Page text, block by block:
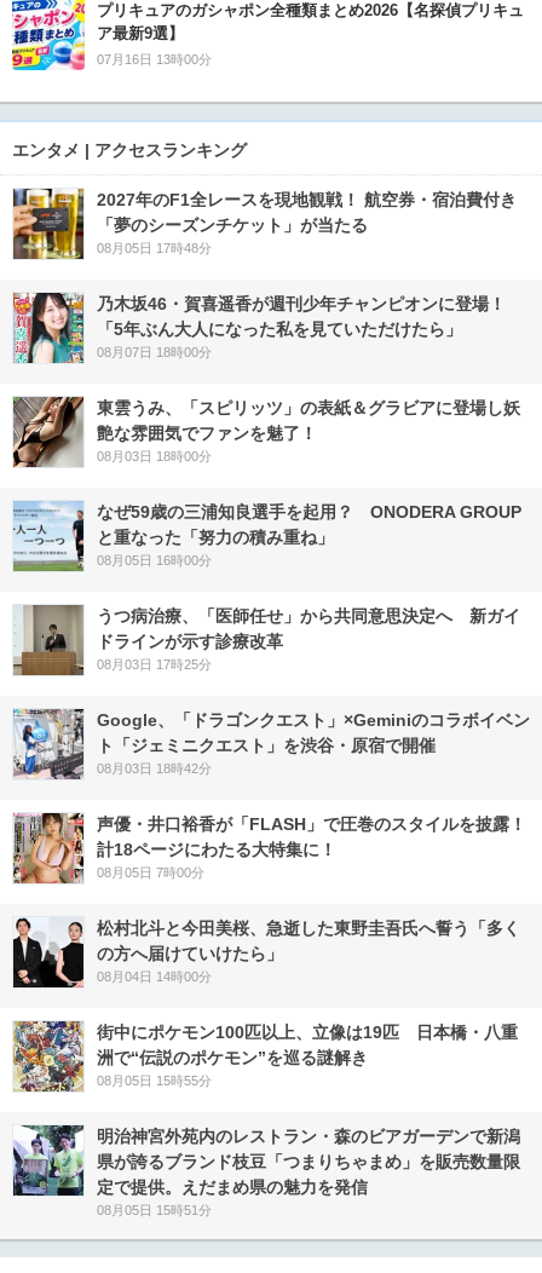
プリキュアのガシャポン全種類まとめ2026【名探偵プリキュ
ア最新9選】
07月16日 13時00分
エンタメ | アクセスランキング
2027年のF1全レースを現地観戦！ 航空券・宿泊費付き
「夢のシーズンチケット」が当たる
08月05日 17時48分
乃木坂46・賀喜遥香が週刊少年チャンピオンに登場！
「5年ぶん大人になった私を見ていただけたら」
08月07日 18時00分
東雲うみ、「スピリッツ」の表紙＆グラビアに登場し妖
艶な雰囲気でファンを魅了！
08月03日 18時00分
なぜ59歳の三浦知良選手を起用？ ONODERA GROUP
と重なった「努力の積み重ね」
08月05日 16時00分
うつ病治療、「医師任せ」から共同意思決定へ 新ガイ
ドラインが示す診療改革
08月03日 17時25分
Google、「ドラゴンクエスト」×Geminiのコラボイベン
ト「ジェミニクエスト」を渋谷・原宿で開催
08月03日 18時42分
声優・井口裕香が「FLASH」で圧巻のスタイルを披露！
計18ページにわたる大特集に！
08月05日 7時00分
松村北斗と今田美桜、急逝した東野圭吾氏へ誓う「多く
の方へ届けていけたら」
08月04日 14時00分
街中にポケモン100匹以上、立像は19匹 日本橋・八重
洲で“伝説のポケモン”を巡る謎解き
08月05日 15時55分
明治神宮外苑内のレストラン・森のビアガーデンで新潟
県が誇るブランド枝豆「つまりちゃまめ」を販売数量限
定で提供。えだまめ県の魅力を発信
08月05日 15時51分